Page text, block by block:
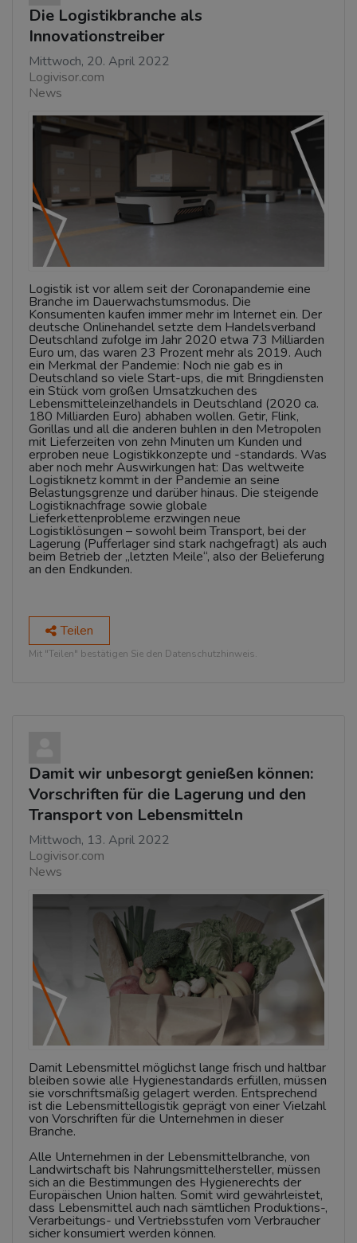
Die Logistikbranche als
Innovationstreiber
Mittwoch, 20. April 2022
Logivisor.com
News
Logistik ist vor allem seit der Coronapandemie eine
Branche im Dauerwachstumsmodus. Die
Konsumenten kaufen immer mehr im Internet ein. Der
deutsche Onlinehandel setzte dem Handelsverband
Deutschland zufolge im Jahr 2020 etwa 73 Milliarden
Euro um, das waren 23 Prozent mehr als 2019. Auch
ein Merkmal der Pandemie: Noch nie gab es in
Deutschland so viele Start-ups, die mit Bringdiensten
ein Stück vom großen Umsatzkuchen des
Lebensmitteleinzelhandels in Deutschland (2020 ca.
180 Milliarden Euro) abhaben wollen. Getir, Flink,
Gorillas und all die anderen buhlen in den Metropolen
mit Lieferzeiten von zehn Minuten um Kunden und
erproben neue Logistikkonzepte und -standards. Was
aber noch mehr Auswirkungen hat: Das weltweite
Logistiknetz kommt in der Pandemie an seine
Belastungsgrenze und darüber hinaus. Die steigende
Logistiknachfrage sowie globale
Lieferkettenprobleme erzwingen neue
Logistiklösungen – sowohl beim Transport, bei der
Lagerung (Pufferlager sind stark nachgefragt) als auch
beim Betrieb der „letzten Meile“, also der Belieferung
an den Endkunden.
Teilen
Mit "Teilen" bestätigen Sie den Datenschutzhinweis.
Damit wir unbesorgt genießen können:
Vorschriften für die Lagerung und den
Transport von Lebensmitteln
Mittwoch, 13. April 2022
Logivisor.com
News
Damit Lebensmittel möglichst lange frisch und haltbar
bleiben sowie alle Hygienestandards erfüllen, müssen
sie vorschriftsmäßig gelagert werden. Entsprechend
ist die Lebensmittellogistik geprägt von einer Vielzahl
von Vorschriften für die Unternehmen in dieser
Branche.
Alle Unternehmen in der Lebensmittelbranche, von
Landwirtschaft bis Nahrungsmittelhersteller, müssen
sich an die Bestimmungen des Hygienerechts der
Europäischen Union halten. Somit wird gewährleistet,
dass Lebensmittel auch nach sämtlichen Produktions-,
Verarbeitungs- und Vertriebsstufen vom Verbraucher
sicher konsumiert werden können.